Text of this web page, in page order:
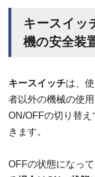
キースイッ
機の安全装
キースイッチは、
者以外の機械の使
ON/OFFの切り替
きます。
OFFの状態になっ